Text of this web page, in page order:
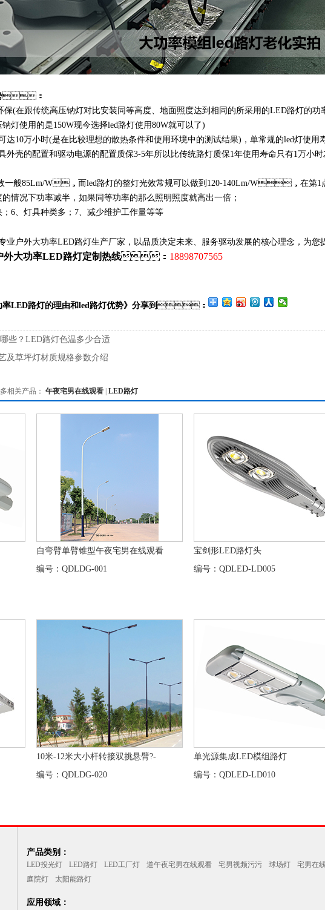
：
(在跟传统高压钠灯对比安装同等高度、地面照度达到相同的所采用的LED路灯的功
灯使用的是150W现今选择led路灯使用80W就可以了)
可达10万小时(是在比较理想的散热条件和使用环境中的测试结果)，单常规的led灯使用
具外壳的配置和驱动电源的配置质保3-5年所以比传统路灯质保1年使用寿命只有1万小时
效一般85Lm/W，而led路灯的整灯光效常规可以做到120-140Lm/W，在第1
况下功率减半，如果同等功率的那么照明照度就高出一倍；
；6、灯具种类多；7、减少维护工作量等等
业户外大功率LED路灯生产厂家，以品质决定未来、服务驱动发展的核心理念，为您
外大功率LED路灯定制热线： 18898707565
LED路灯的理由和led路灯优势》分享到 ：
？LED路灯色温多少合适
及草坪灯材质规格参数介绍
相关产品： 午夜宅男在线观看 | LED路灯
自弯臂单臂锥型午夜宅男在线观看
编号：QDLDG-001
宝剑形LED路灯头
编号：QDLED-LD005
10米-12米大小杆转接双挑悬臂?-
编号：QDLDG-020
单光源集成LED模组路灯
编号：QDLED-LD010
产品类别：
LED投光灯 LED路灯 LED工厂灯 道午夜宅男在线观看 宅男视频污污 球场灯 宅男在
庭院灯
太阳能路灯
应用领域：